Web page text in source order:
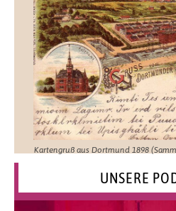
Kartengruß aus Dortmund 1898
UNSERE